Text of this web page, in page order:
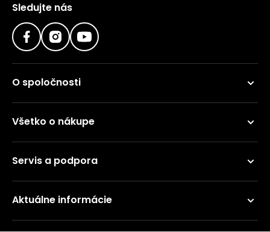
Sledujte nás
O spoločnosti
Všetko o nákupe
Servis a podpora
Aktuálne informácie